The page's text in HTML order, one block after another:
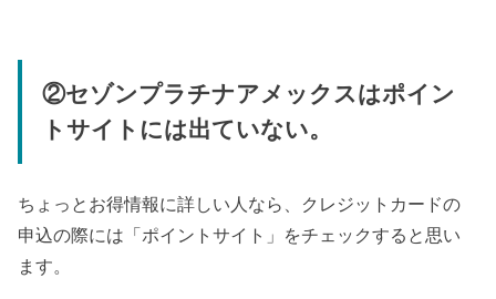
②セゾンプラチナアメックスはポイン
トサイトには出ていない。
ちょっとお得情報に詳しい人なら、クレジットカードの
申込の際には「ポイントサイト」をチェックすると思い
ます。